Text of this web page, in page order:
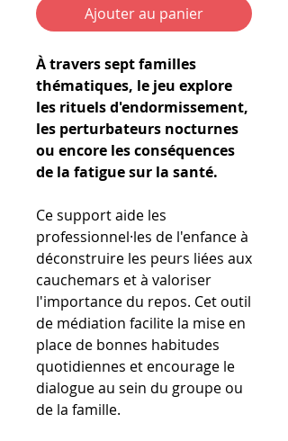
Ajouter au panier
À travers sept familles
thématiques, le jeu explore
les rituels d'endormissement,
les perturbateurs nocturnes
ou encore les conséquences
de la fatigue sur la santé.
Ce support aide les
professionnel·les de l'enfance à
déconstruire les peurs liées aux
cauchemars et à valoriser
l'importance du repos. Cet outil
de médiation facilite la mise en
place de bonnes habitudes
quotidiennes et encourage le
dialogue au sein du groupe ou
de la famille.